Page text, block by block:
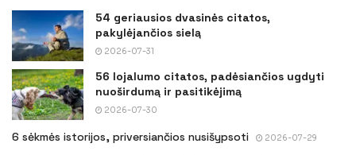
54 geriausios dvasinės citatos,
pakylėjančios sielą
2026-07-31
56 lojalumo citatos, padėsiančios ugdyti
nuoširdumą ir pasitikėjimą
2026-07-30
6 sėkmės istorijos, priversiančios nusišypsoti 2026-07-29